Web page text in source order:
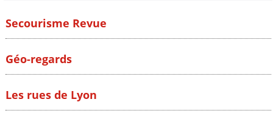
Secourisme Revue
Géo-regards
Les rues de Lyon